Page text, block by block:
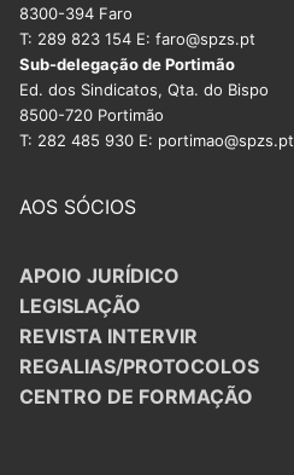
8300-394 Faro
T: 289 823 154 E: faro@spzs.pt
Sub-delegação de Portimão
Ed. dos Sindicatos, Qta. do Bispo
8500-720 Portimão
T: 282 485 930 E: portimao@spzs.pt
AOS SÓCIOS
APOIO JURÍDICO
LEGISLAÇÃO
REVISTA INTERVIR
REGALIAS/PROTOCOLOS
CENTRO DE FORMAÇÃO